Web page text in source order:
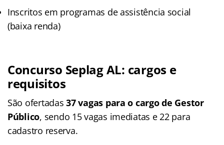
Inscritos em programas de assistência social
(baixa renda)
Concurso Seplag AL: cargos e
requisitos
São ofertadas37 vagas para o cargo de Gestor
Público, sendo 15 vagas imediatas e 22 para
cadastro reserva.